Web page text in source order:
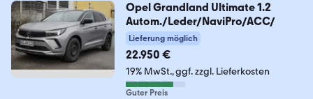
Opel Grandland Ultimate 1.2
Autom./Leder/NaviPro/ACC/
Lieferung möglich
22.950 €
19% MwSt. ggf. zzgl. Lieferkosten
Guter Preis